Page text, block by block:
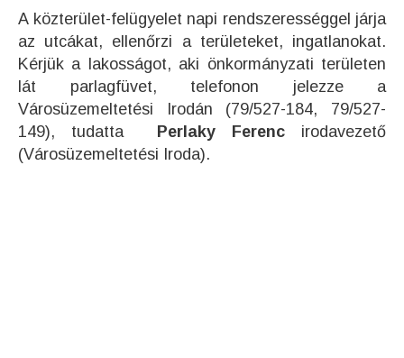
A közterület-felügyelet napi rendszerességgel járja
az utcákat, ellenőrzi a területeket, ingatlanokat.
Kérjük a lakosságot, aki önkormányzati területen
lát parlagfüvet, telefonon jelezze a
Városüzemeltetési Irodán (79/527-184, 79/527-
149), tudatta Perlaky Ferencirodavezető
(Városüzemeltetési Iroda).